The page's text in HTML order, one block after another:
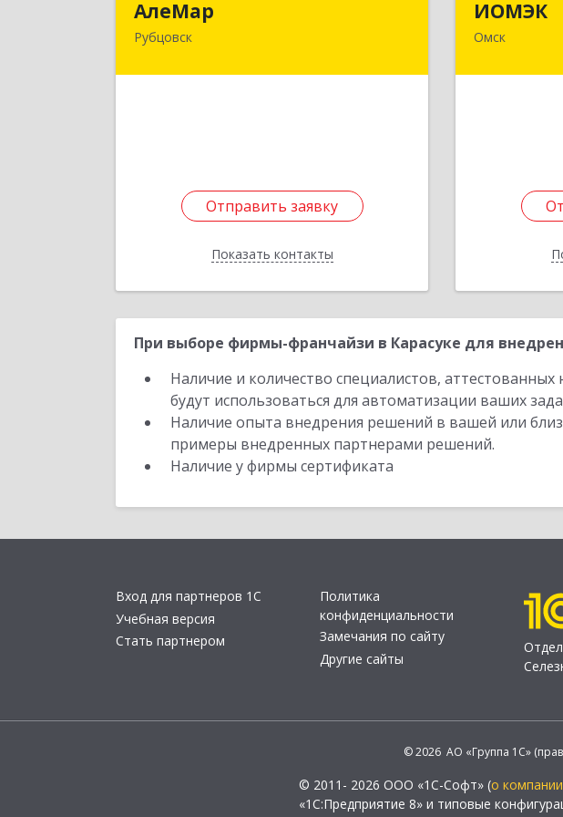
АлеМар
Рубцовск
Отправить заявку
Показать контакты
658210, Алтайский край, Рубцовск г,
Отправить заявку
Назад
ИОМЭК
Омск
При выборе фирмы-франчайзи в Карасуке для
Наличие и количество специалистов,
будут использоваться для автоматизации ваших
Наличие опыта внедрения решений в вашей или
примеры внедренных партнерами решений.
Наличие у фирмы сертификата
Вход для партнеров 1С
Учебная версия
Стать партнером
Политика
конфиденциальности
Замечания по сайту
Другие сайты
© 2026 АО «Группа 1С»
© 2011- 2026 ООО «1С-Софт» (о компании
«1С:Предприятие 8» и типовые